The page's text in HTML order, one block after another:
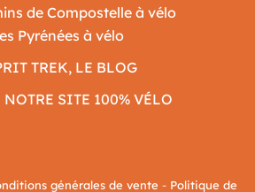
de Compostelle à vélo
Pyrénées à vélo
TREK, LE BLOG
SITE 100% VÉLO
générales de vente - Politique de